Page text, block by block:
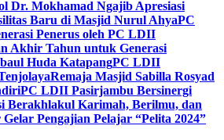
Dr. Mokhamad Ngajib Apresiasi
Baru di Masjid Nurul AhyaPC
Penerus oleh PC LDII
Akhir Tahun untuk Generasi
Huda KatapangPC LDII
Remaja Masjid Sabilla Rosyad
PC LDII Pasirjambu Bersinergi
Karimah, Berilmu, dan
Pengajian Pelajar “Pelita 2024”